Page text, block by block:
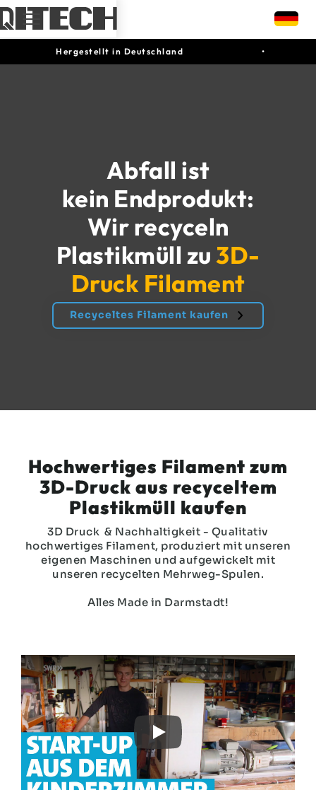
Hergestellt in Deutschland •
Abfall ist
kein Endprodukt:
Wir recyceln
Plastikmüll zu 3D-
Druck Filament
Recyceltes Filament kaufen
Hochwertiges Filament zum
3D-Druck aus recyceltem
Plastikmüll kaufen
3D Druck & Nachhaltigkeit - Qualitativ
hochwertiges Filament, produziert mit unseren
eigenen Maschinen und aufgewickelt mit
unseren recycelten Mehrweg-Spulen.
Alles Made in Darmstadt!